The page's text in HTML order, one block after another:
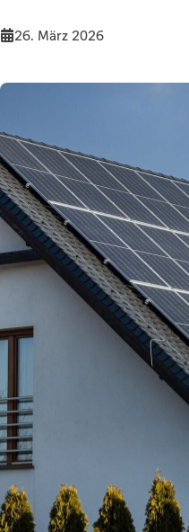
26. März 2026